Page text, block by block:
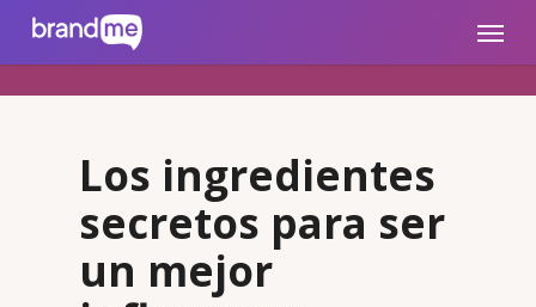
brandme.la Menu
Los ingredientes
secretos para ser
un mejor